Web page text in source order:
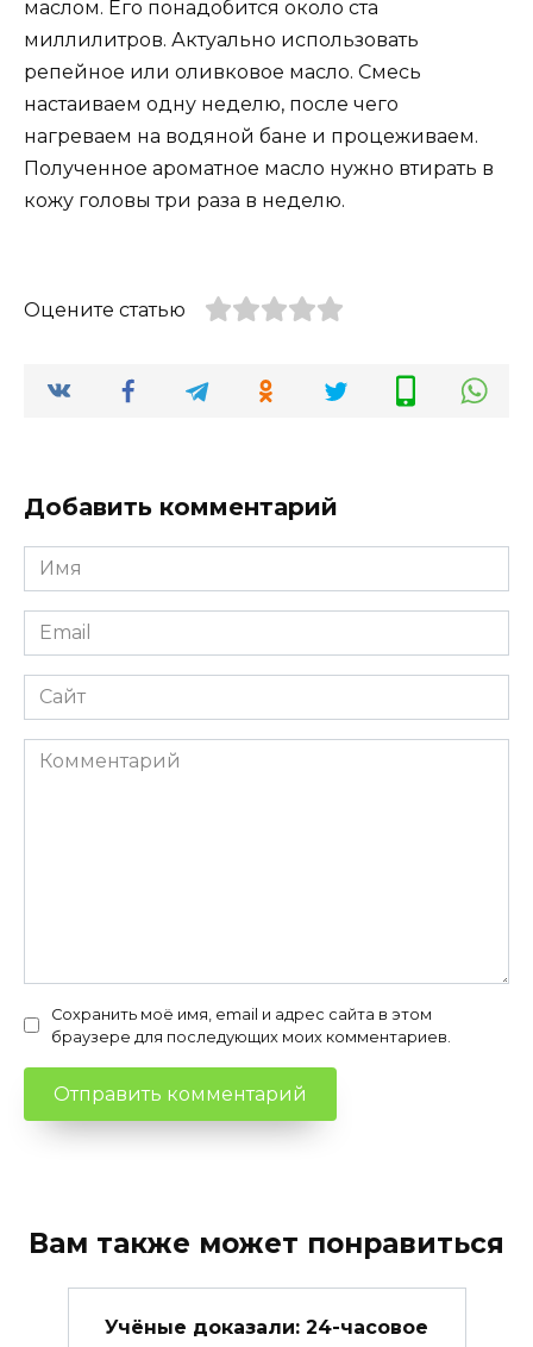
маслом. Его понадобится около ста
миллилитров. Актуально использовать
репейное или оливковое масло. Смесь
настаиваем одну неделю, после чего
нагреваем на водяной бане и процеживаем.
Полученное ароматное масло нужно втирать в
кожу головы три раза в неделю.
Оцените статью
Добавить комментарий
Имя
*
Email
*
Сайт
Комментарий
Сохранить моё имя, email и адрес сайта в этом
браузере для последующих моих комментариев.
Вам также может понравиться
Учёные доказали: 24-часовое